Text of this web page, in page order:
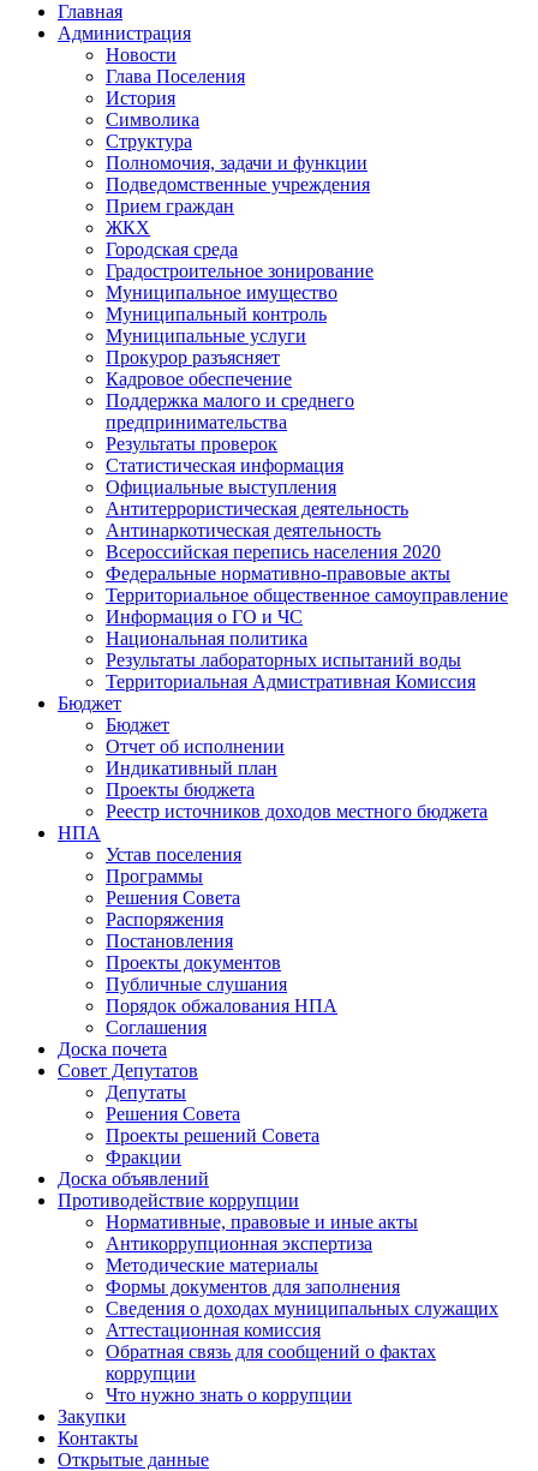
Главная
Администрация
Новости
Глава Поселения
История
Символика
Структура
Полномочия, задачи и функции
Подведомственные учреждения
Прием граждан
ЖКХ
Городская среда
Градостроительное зонирование
Муниципальное имущество
Муниципальный контроль
Муниципальные услуги
Прокурор разъясняет
Кадровое обеспечение
Поддержка малого и среднего
предпринимательства
Результаты проверок
Статистическая информация
Официальные выступления
Антитеррористическая деятельность
Антинаркотическая деятельность
Всероссийская перепись населения 2020
Федеральные нормативно-правовые акты
Территориальное общественное самоуправление
Информация о ГО и ЧС
Национальная политика
Результаты лабораторных испытаний воды
Территориальная Адмистративная Комиссия
Бюджет
Бюджет
Отчет об исполнении
Индикативный план
Проекты бюджета
Реестр источников доходов местного бюджета
НПА
Устав поселения
Программы
Решения Совета
Распоряжения
Постановления
Проекты документов
Публичные слушания
Порядок обжалования НПА
Соглашения
Доска почета
Совет Депутатов
Депутаты
Решения Совета
Проекты решений Совета
Фракции
Доска объявлений
Противодействие коррупции
Нормативные, правовые и иные акты
Антикоррупционная экспертиза
Методические материалы
Формы документов для заполнения
Сведения о доходах муниципальных служащих
Аттестационная комиссия
Обратная связь для сообщений о фактах
коррупции
Что нужно знать о коррупции
Закупки
Контакты
Открытые данные